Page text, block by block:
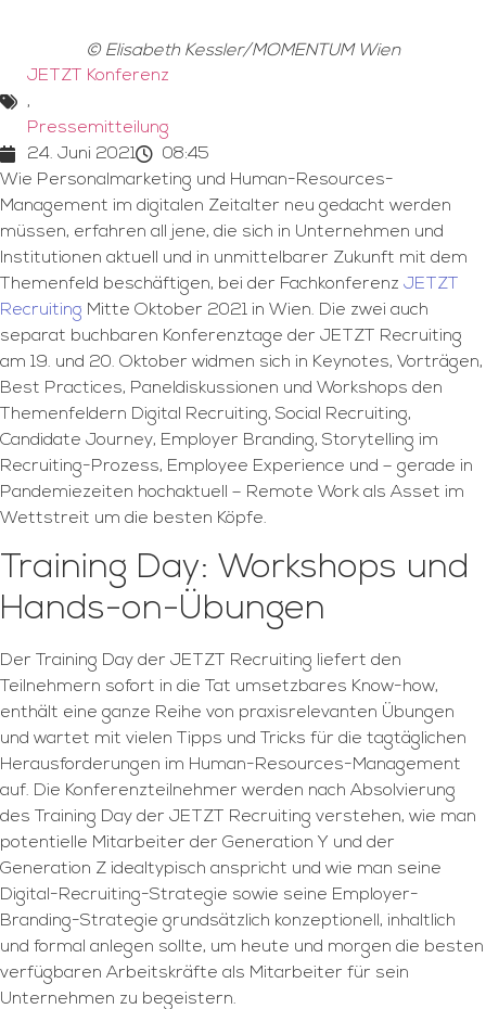
© Elisabeth Kessler/MOMENTUM Wien
JETZT Konferenz
,
Pressemitteilung
24. Juni 2021
08:45
Wie Personalmarketing und Human-Resources-
Management im digitalen Zeitalter neu gedacht werden
müssen, erfahren all jene, die sich in Unternehmen und
Institutionen aktuell und in unmittelbarer Zukunft mit dem
Themenfeld beschäftigen, bei der Fachkonferenz JETZT
Recruiting Mitte Oktober 2021 in Wien. Die zwei auch
separat buchbaren Konferenztage der JETZT Recruiting
am 19. und 20. Oktober widmen sich in Keynotes, Vorträgen,
Best Practices, Paneldiskussionen und Workshops den
Themenfeldern Digital Recruiting, Social Recruiting,
Candidate Journey, Employer Branding, Storytelling im
Recruiting-Prozess, Employee Experience und – gerade in
Pandemiezeiten hochaktuell – Remote Work als Asset im
Wettstreit um die besten Köpfe.
Training Day: Workshops und
Hands-on-Übungen
Der Training Day der JETZT Recruiting liefert den
Teilnehmern sofort in die Tat umsetzbares Know-how,
enthält eine ganze Reihe von praxisrelevanten Übungen
und wartet mit vielen Tipps und Tricks für die tagtäglichen
Herausforderungen im Human-Resources-Management
auf. Die Konferenzteilnehmer werden nach Absolvierung
des Training Day der JETZT Recruiting verstehen, wie man
potentielle Mitarbeiter der Generation Y und der
Generation Z idealtypisch anspricht und wie man seine
Digital-Recruiting-Strategie sowie seine Employer-
Branding-Strategie grundsätzlich konzeptionell, inhaltlich
und formal anlegen sollte, um heute und morgen die besten
verfügbaren Arbeitskräfte als Mitarbeiter für sein
Unternehmen zu begeistern.